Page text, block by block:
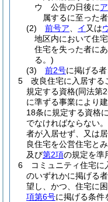
ウ
公告の日後にア
属するに至った者
(2)
前号ア イ 又は
地区内において住
住宅を失った者に
る。)
(3)
前2号に掲げる
5
改良住宅に入居する
規定する資格(同法第
に準ずる事業により
18条に規定する資格
でなければならない。
者が入居せず、又は
良住宅を公営住宅とみ
及び第2項の規定を準
6
コミュニティ住宅に
のいずれかに掲げる
望し、かつ、住宅に
項第6号に掲げる条件